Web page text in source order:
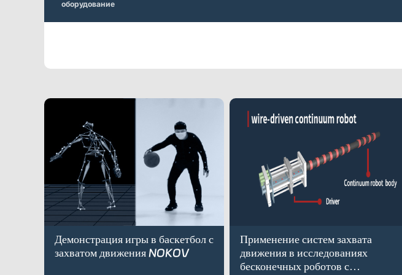
оборудование
Демонстрация игры в баскетбол с
захватом движения NOKOV
Применение систем захвата
движения в исследованиях
бесконечных роботов с